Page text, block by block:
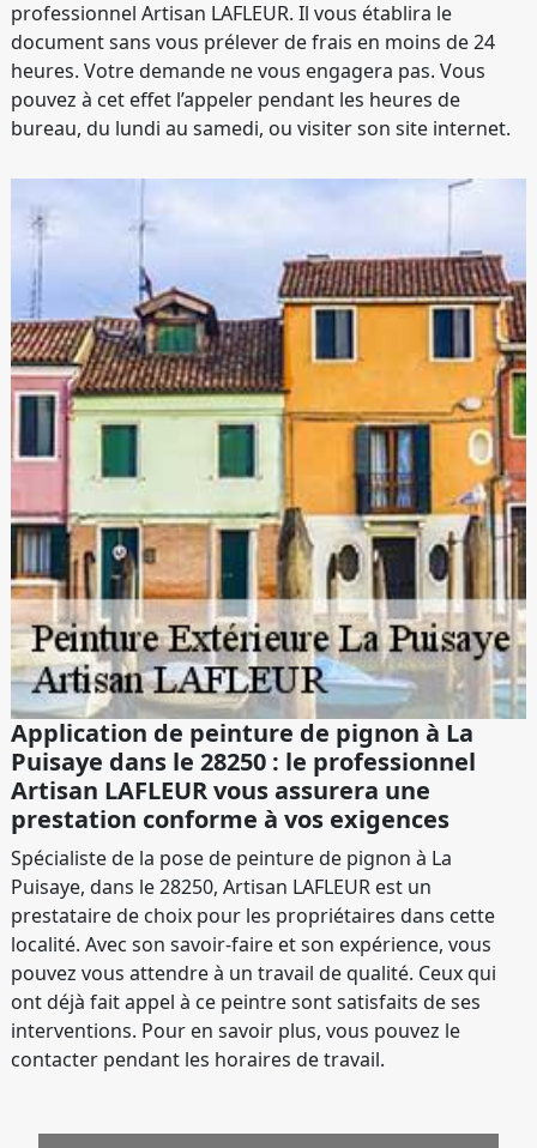
professionnel Artisan LAFLEUR. Il vous établira le
document sans vous prélever de frais en moins de 24
heures. Votre demande ne vous engagera pas. Vous
pouvez à cet effet l’appeler pendant les heures de
bureau, du lundi au samedi, ou visiter son site internet.
Application de peinture de pignon à La
Puisaye dans le 28250 : le professionnel
Artisan LAFLEUR vous assurera une
prestation conforme à vos exigences
Spécialiste de la pose de peinture de pignon à La
Puisaye, dans le 28250, Artisan LAFLEUR est un
prestataire de choix pour les propriétaires dans cette
localité. Avec son savoir-faire et son expérience, vous
pouvez vous attendre à un travail de qualité. Ceux qui
ont déjà fait appel à ce peintre sont satisfaits de ses
interventions. Pour en savoir plus, vous pouvez le
contacter pendant les horaires de travail.